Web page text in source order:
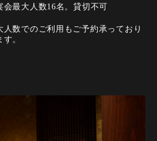
会最大人数16名。貸切不可
人数でのご利用もご予約承っており
す。